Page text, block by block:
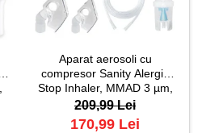
Aparat aerosoli cu
compresor Sanity Alergia
Stop Inhaler, MMAD 3 µm,
cupa medicamente 10 ml
209,99 Lei
170,99 Lei